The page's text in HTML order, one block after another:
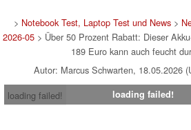
> Notebook Test, Laptop Test und News>
2026-05 > Über 50 Prozent Rabatt: Dieser
189 Euro kann auch feucht
Autor: Marcus Schwarten, 18.05.2026
loading failed!
loading failed!